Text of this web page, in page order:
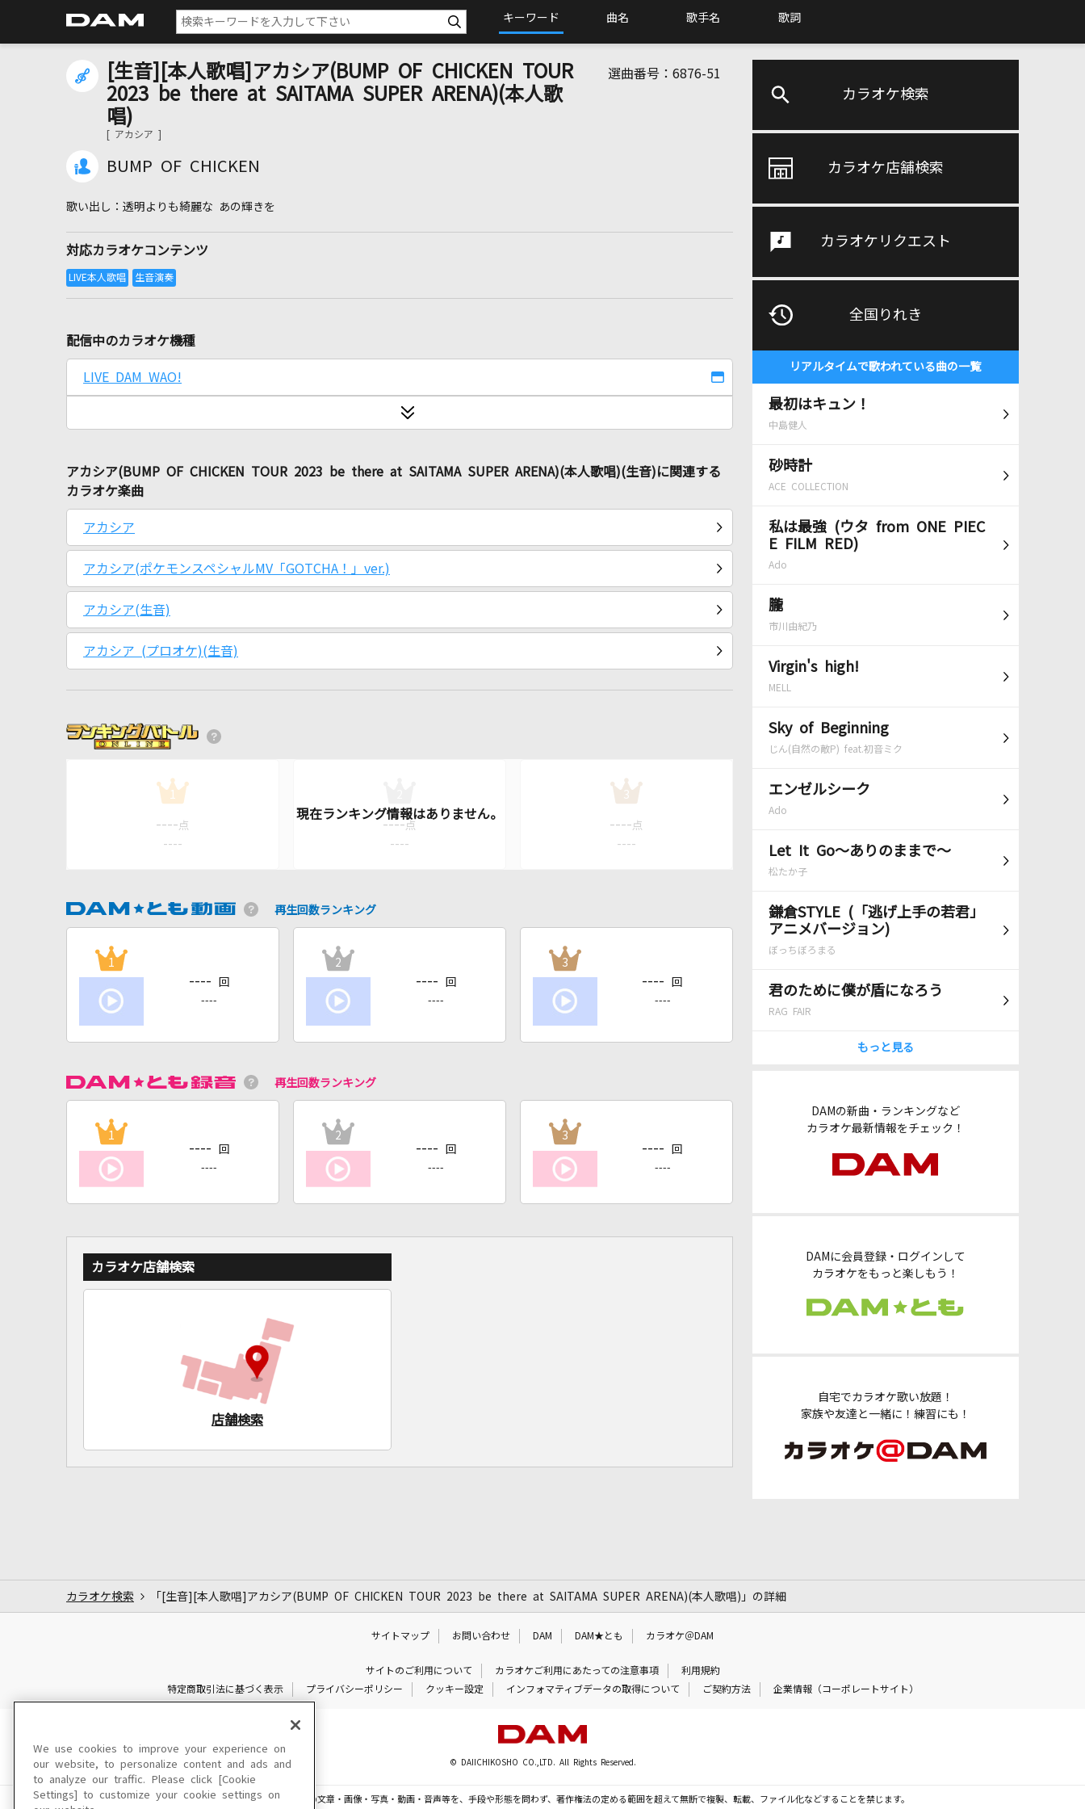
キーワード 曲名 歌手名 歌詞
カラオケ検索
カラオケ店舗検索
カラオケリクエスト
全国りれき
リアルタイムで歌われている曲の一覧
最初はキュン！
中島健人
砂時計
ACE COLLECTION
私は最強 (ウタ from ONE PIEC
E FILM RED)
Ado
朧
市川由紀乃
Virgin's high!
MELL
Sky of Beginning
じん(自然の敵P) feat.初音ミク
エンゼルシーク
Ado
Let It Go～ありのままで～
松たか子
鎌倉STYLE (「逃げ上手の若君」
アニメバージョン)
ぼっちぼろまる
君のために僕が盾になろう
RAG FAIR
もっと見る
DAMの新曲・ランキングなど
カラオケ最新情報をチェック！
DAMに会員登録・ログインして
カラオケをもっと楽しもう！
自宅でカラオケ歌い放題！
家族や友達と一緒に！練習にも！
[生音][本人歌唱]アカシア(BUMP OF CHICKEN TOUR
2023 be there at SAITAMA SUPER ARENA)(本人歌
唱)
[ アカシア ]
BUMP OF CHICKEN
選曲番号： 6876-51
透明よりも綺麗な あの輝きを
対応カラオケコンテンツ
配信中のカラオケ機種
LIVE DAM WAO!
アカシア(BUMP OF CHICKEN TOUR 2023 be there at SAITAMA SUPER ARENA)(本人歌唱)(生音)に関連する
カラオケ楽曲
アカシア
アカシア(ポケモンスペシャルMV「GOTCHA！」ver.)
アカシア(生音)
アカシア (プロオケ)(生音)
1
---- 点
----
---- 点
----
3
---- 点
----
再生回数ランキング
1
---- 回
----
2
---- 回
----
3
---- 回
----
再生回数ランキング
1
---- 回
----
2
---- 回
----
3
---- 回
----
カラオケ店舗検索
店舗検索
カラオケ検索 「[生音][本人歌唱]アカシア(BUMP OF CHICKEN TOUR 2023 be there at SAITAMA SUPER ARENA)(本人歌唱)」の詳細
サイトマップ お問い合わせ DAM DAM★とも カラオケ＠DAM
サイトのご利用について カラオケご利用にあたっての注意事項
利用規約
特定商取引法に基づく表示
プライバシーポリシー クッキー設定 インフォマティブデータの取得について ご契約方法 企業情報（コーポレートサイト）
© DAIICHIKOSHO CO.,LTD. All Rights Reserved.
このサイトに掲載されている一切の文章・画像・写真・動画・音声等を、手段や形態を問わず、著作権法の定める範囲を超えて無断で複製、転載、ファイル化などすることを禁じます。
We use cookies to improve your experience on
our website, to personalize content and ads and
to analyze our traffic. Please click [Cookie
Settings] to customize your cookie settings on